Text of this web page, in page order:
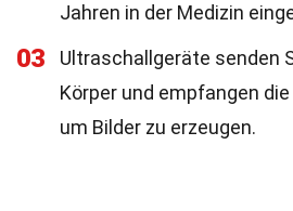
Jahren in der Medizin
03
Ultraschallgeräte senden
Körper und empfangen
um Bilder zu erzeugen.